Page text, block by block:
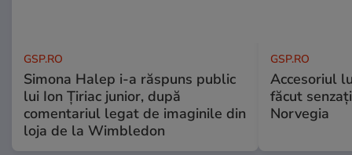
GSP.RO
Simona Halep i-a răspuns public
lui Ion Țiriac junior, după
comentariul legat de imaginile din
loja de la Wimbledon
GSP.RO
Accesoriul
făcut
Norvegia